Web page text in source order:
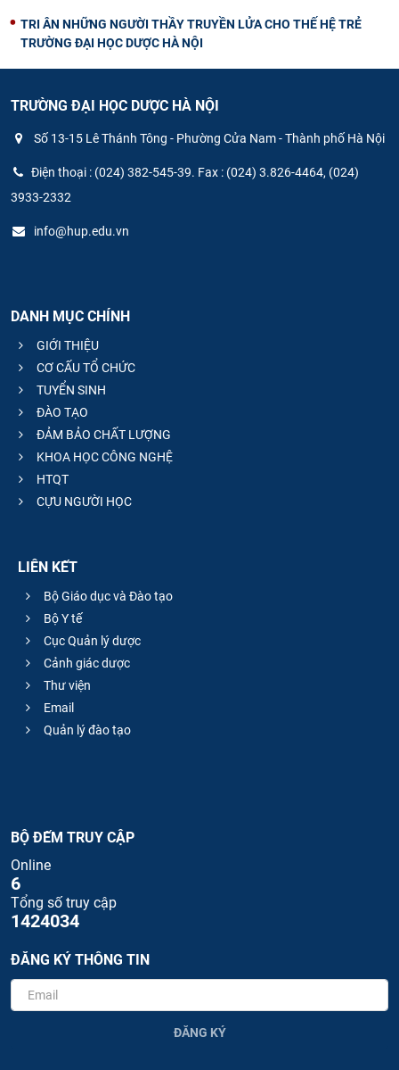
TRI ÂN NHỮNG NGƯỜI THẦY TRUYỀN LỬA CHO THẾ HỆ TRẺ
TRƯỜNG ĐẠI HỌC DƯỢC HÀ NỘI
TRƯỜNG ĐẠI HỌC DƯỢC HÀ NỘI
Số 13-15 Lê Thánh Tông - Phường Cửa Nam - Thành phố Hà Nội
Điện thoại : (024) 382-545-39. Fax : (024) 3.826-4464, (024)
3933-2332
info@hup.edu.vn
DANH MỤC CHÍNH
GIỚI THIỆU
CƠ CẤU TỔ CHỨC
TUYỂN SINH
ĐÀO TẠO
ĐẢM BẢO CHẤT LƯỢNG
KHOA HỌC CÔNG NGHỆ
HTQT
CỰU NGƯỜI HỌC
LIÊN KẾT
Bộ Giáo dục và Đào tạo
Bộ Y tế
Cục Quản lý dược
Cảnh giác dược
Thư viện
Email
Quản lý đào tạo
BỘ ĐẾM TRUY CẬP
Online
6
Tổng số truy cập
1424034
ĐĂNG KÝ THÔNG TIN
ĐĂNG KÝ